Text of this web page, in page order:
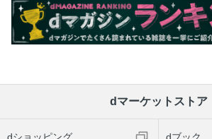
dマーケットストア